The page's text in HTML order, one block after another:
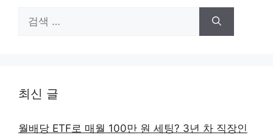
색:
최신 글
월배당 ETF로 매월 100만 원 세팅? 3년 차 직장인